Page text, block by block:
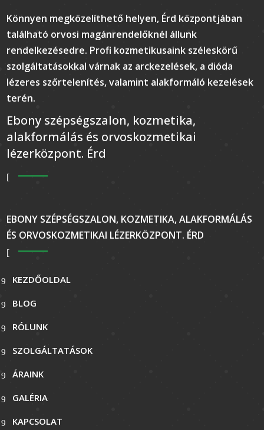
Könnyen megközelíthető helyen, Érd központjában
található orvosi magánrendelőknél állunk
rendelkezésedre. Profi kozmetikusaink széleskörű
szolgáltatásokkal várnak az arckezelések, a dióda
lézeres szőrtelenítés, valamint alakformáló kezelések
terén.
Ebony szépségszalon, kozmetika,
alakformálás és orvoskozmetikai
lézerközpont. Érd
EBONY SZÉPSÉGSZALON, KOZMETIKA, ALAKFORMÁLÁS
ÉS ORVOSKOZMETIKAI LÉZERKÖZPONT. ÉRD
KEZDŐOLDAL
BLOG
RÓLUNK
SZOLGÁLTATÁSOK
ÁRAINK
GALÉRIA
KAPCSOLAT